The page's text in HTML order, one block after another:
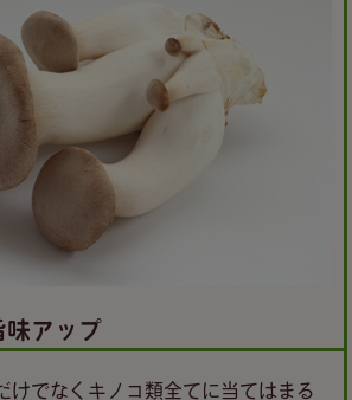
味アップ
けでなくキノコ類全てに当てはまる